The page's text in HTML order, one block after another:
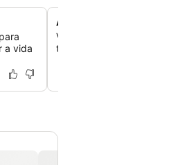
a vida
Acesso fácil às
Você tem acesso
toalhas e sucos estão